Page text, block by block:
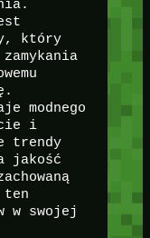
który
modnego
i
trendy
jakość
w swojej